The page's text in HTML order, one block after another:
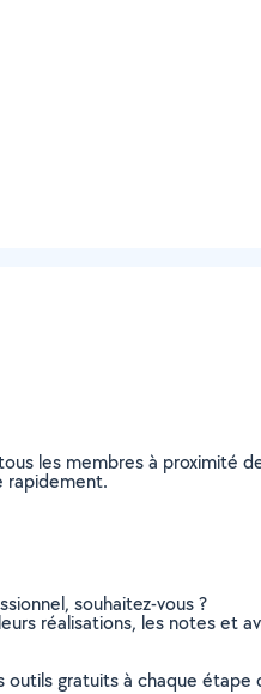
les membres à proximité
rapidement.
souhaitez-vous ?
réalisations, les notes et
outils gratuits à chaque étape